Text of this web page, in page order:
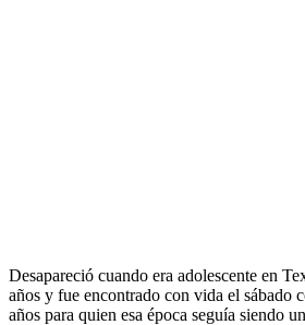
Desapareció cuando era adolescente en
años y fue encontrado con vida el sábado
años para quien esa época seguía siendo